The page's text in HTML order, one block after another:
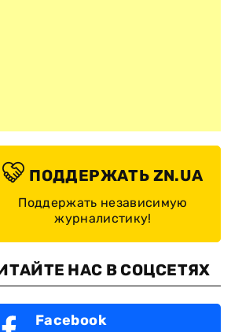
ПОДДЕРЖАТЬ ZN.UA
Поддержать независимую
журналистику!
НАС В СОЦСЕТЯХ
Facebook